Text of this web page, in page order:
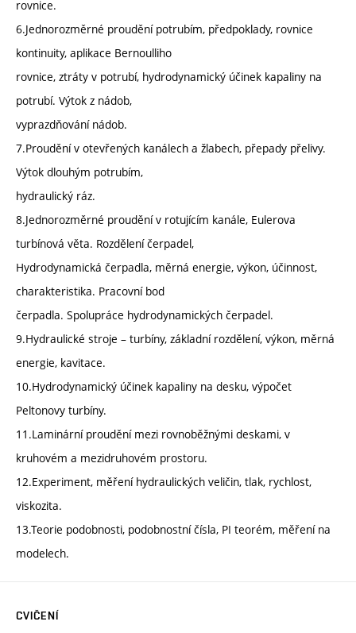
rovnice.
6.Jednorozměrné proudění potrubím, předpoklady, rovnice
kontinuity, aplikace Bernoulliho
rovnice, ztráty v potrubí, hydrodynamický účinek kapaliny na
potrubí. Výtok z nádob,
vyprazdňování nádob.
7.Proudění v otevřených kanálech a žlabech, přepady přelivy.
Výtok dlouhým potrubím,
hydraulický ráz.
8.Jednorozměrné proudění v rotujícím kanále, Eulerova
turbínová věta. Rozdělení čerpadel,
Hydrodynamická čerpadla, měrná energie, výkon, účinnost,
charakteristika. Pracovní bod
čerpadla. Spolupráce hydrodynamických čerpadel.
9.Hydraulické stroje – turbíny, základní rozdělení, výkon, měrná
energie, kavitace.
10.Hydrodynamický účinek kapaliny na desku, výpočet
Peltonovy turbíny.
11.Laminární proudění mezi rovnoběžnými deskami, v
kruhovém a mezidruhovém prostoru.
12.Experiment, měření hydraulických veličin, tlak, rychlost,
viskozita.
13.Teorie podobnosti, podobnostní čísla, PI teorém, měření na
modelech.
CVIČENÍ